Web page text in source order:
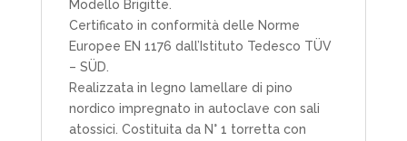
Modello Brigitte.
Certificato in conformità delle Norme
Europee EN 1176 dall’Istituto Tedesco TÜV
– SÜD.
Realizzata in legno lamellare di pino
nordico impregnato in autoclave con sali
atossici. Costituita da N° 1 torretta con